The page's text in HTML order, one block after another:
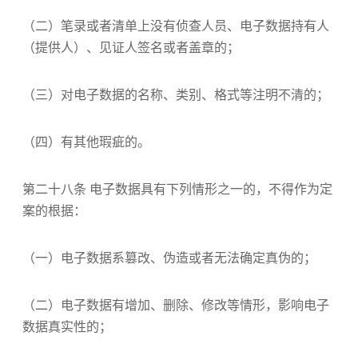
（二）笔录或者清单上没有侦查人员、电子数据持有人
（提供人）、见证人签名或者盖章的；
（三）对电子数据的名称、类别、格式等注明不清的；
（四）有其他瑕疵的。
第二十八条 电子数据具有下列情形之一的，不得作为定
案的根据：
（一）电子数据系篡改、伪造或者无法确定真伪的；
（二）电子数据有增加、删除、修改等情形，影响电子
数据真实性的；